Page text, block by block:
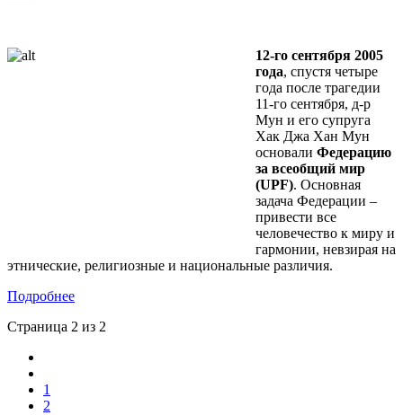
12-го сентября 2005
года, спустя четыре
года после трагедии
11-го сентября, д-р
Мун и его супруга
Хак Джа Хан Мун
основали Федерацию
за всеобщий мир
(UPF). Основная
задача Федерации –
привести все
человечество к миру и
гармонии, невзирая на
этнические, религиозные и национальные различия.
Подробнее
Страница 2 из 2
1
2